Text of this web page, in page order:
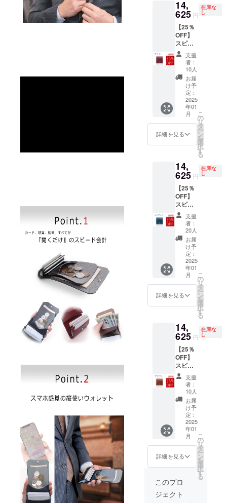
の発送
になり
ます
が、各
カラー
の生産
状況に
より発
送が前
後する
場合が
ござい
ます。
れる場
合があ
りま
す。
ン・仕
様の一
部が変
更にな
る可能
性がご
ざいま
す。 ※
イタリ
アから
の輸入
皮革を
使用し
ている
為、ご
注文状
況より
合があ
りま
す。
F］
14,625
円(税・
送料込
み) ・
2025年
1月末日
までに
発送 ・
ポスト
投函型
での発
送を予
定して
おりま
す ※機
能性に
デザイ
ン・仕
様の一
部が変
更にな
る可能
性がご
ざいま
す。 ※
イタリ
アから
の輸入
皮革を
使用し
ている
為、ご
注文状
れる場
合があ
りま
す。
14,
625 円
在庫な
し
【25％
OFF】
スピリ
ム ブル
ガロ
『ワイ
ン』 × 1
点 ［一
般販売
予定価
19,500
円(税・
送料込
み)の
25%OF
14,625
円(税・
送料込
み) ・
2025年
1月末日
までに
発送 ・
ポスト
投函型
での発
送を予
定して
おりま
能性に
影響の
ン・仕
様の一
部が変
更にな
る可能
性がご
ざいま
す。 ※
イタリ
アから
の輸入
皮革を
使用し
ている
為、ご
注文状
況より
れる場
りま
支援
者：
10人
お届
け予
定：
2025
年01
月
詳細を見る
こ
の
リ
タ
ー
ン
を
選
択
す
る
14,
625 円
在庫な
し
【25％
OFF】
スピリ
ム ブル
ガロ
『イン
ディ
ゴ』 × 1
点 ［一
般販売
予定価
19,500
円(税・
送料込
み)の
F］
14,625
円(税・
送料込
み) ・
2025年
1月末日
までに
発送 ・
ポスト
投函型
での発
送を予
定して
おりま
す ※機
能性に
囲で、
デザイ
ン・仕
支援
者：
20人
お届
け予
定：
2025
年01
月
詳細を見る
こ
の
リ
タ
ー
ン
を
選
択
す
る
14,
625 円
在庫な
し
【25％
OFF】
スピリ
ム ブル
ガロ
『ブラ
ウン』
× 1点
［一般
販売予
定価格
19,500
円(税・
送料込
み)の
25%OF
F］
14,625
円(税・
支援
者：
10人
お届
け予
定：
2025
年01
月
詳細を見る
こ
の
リ
タ
ー
ン
を
選
択
す
る
このプロ
ジェクト